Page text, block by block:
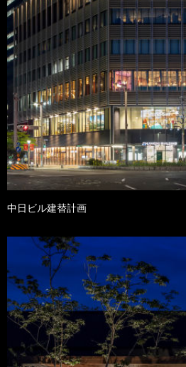
中日ビル建替計画